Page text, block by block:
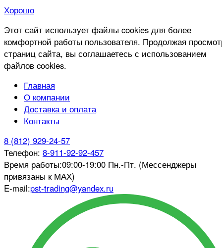
Хорошо
Этот сайт использует файлы cookies для более
комфортной работы пользователя. Продолжая
страниц сайта, вы соглашаетесь с использованием
файлов cookies.
Главная
О компании
Доставка и оплата
Контакты
8 (812) 929-24-57
Телефон: 8-911-92-92-457
Время работы:09:00-19:00 Пн.-Пт. (Мессенджеры
привязаны к МАХ)
E-mail:pst-trading@yandex.ru